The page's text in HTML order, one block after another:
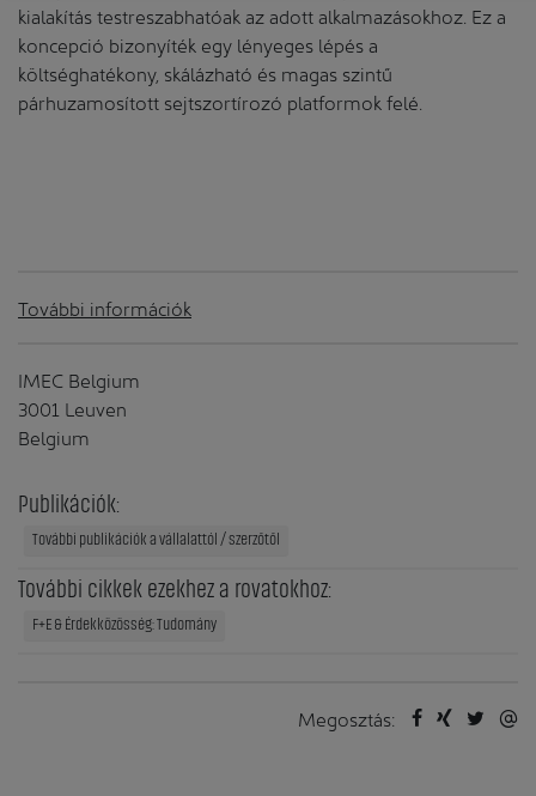
kialakítás testreszabhatóak az adott alkalmazásokhoz. Ez a
koncepció bizonyíték egy lényeges lépés a
költséghatékony, skálázható és magas szintű
párhuzamosított sejtszortírozó platformok felé.
További információk
IMEC Belgium
3001 Leuven
Belgium
Publikációk:
További publikációk a vállalattól / szerzőtől
További cikkek ezekhez a rovatokhoz:
F+E & Érdekközösség: Tudomány
Megosztás: